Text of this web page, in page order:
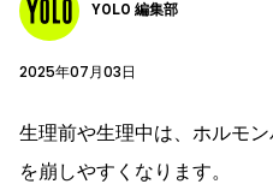
YOLO 編集部
2025年07月03日
生理前や生理中は、ホルモ
を崩しやすくなります。